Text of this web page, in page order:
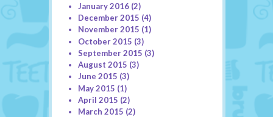
January 2016(2)
December 2015 (4)
November 2015 (1)
October 2015 (3)
September 2015 (3)
August 2015 (3)
June 2015 (3)
May 2015 (1)
April 2015 (2)
March 2015 (2)